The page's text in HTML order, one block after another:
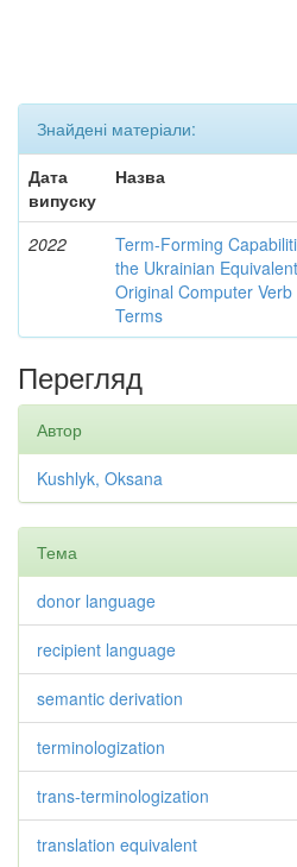
Знайдені матеріали:
Дата
випуску
Назва
2022
Term-Forming
the Ukrainian
Original Computer Verb
Terms
Перегляд
Автор
Kushlyk, Oksana
Тема
donor language
recipient language
semantic derivation
terminologization
trans-terminologization
translation equivalent